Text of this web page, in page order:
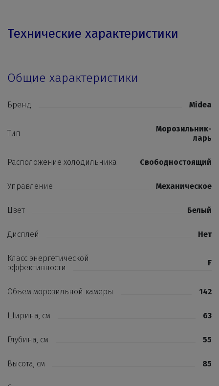
Технические характеристики
Общие характеристики
Бренд Midea
Тип
Морозильник-
ларь
Расположение холодильника Свободностоящий
Управление Механическое
Цвет Белый
Дисплей Нет
Класс энергетической
эффективности
F
Объем морозильной камеры 142
Ширина, см 63
Глубина, см 55
Высота, см 85